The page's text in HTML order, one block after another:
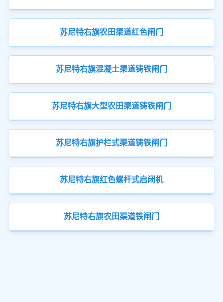
苏尼特右旗农田渠道红色闸门
苏尼特右旗混凝土渠道铸铁闸门
苏尼特右旗大型农田渠道铸铁闸门
苏尼特右旗护栏式渠道铸铁闸门
苏尼特右旗红色螺杆式启闭机
苏尼特右旗农田渠道铁闸门